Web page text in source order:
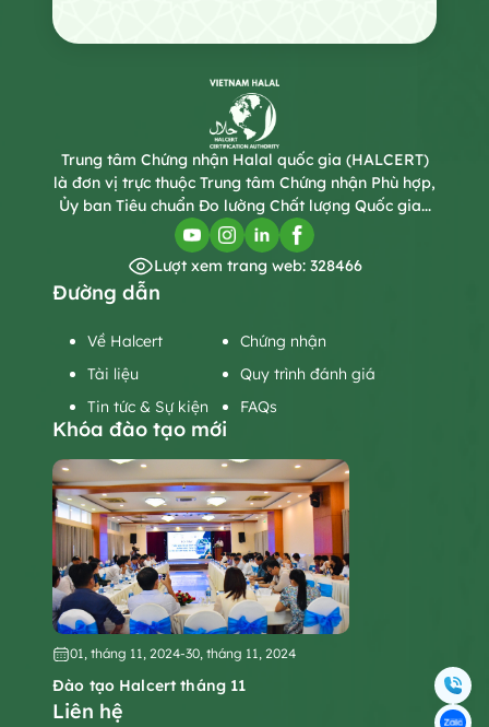
Trung tâm Chứng nhận Halal quốc gia (HALCERT)
là đơn vị trực thuộc Trung tâm Chứng nhận Phù hợp,
Ủy ban Tiêu chuẩn Đo lường Chất lượng Quốc gia...
Lượt xem trang web: 328466
Đường dẫn
Về Halcert
Chứng nhận
Tài liệu
Quy trình đánh giá
Tin tức & Sự kiện
FAQs
Khóa đào tạo mới
01, tháng 11, 2024-30, tháng 11, 2024
Đào tạo Halcert tháng 11
Liên hệ